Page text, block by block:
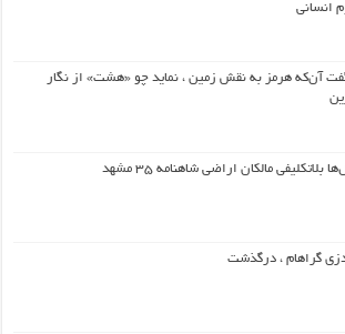
انسانی
آن‌که هرمز به نقش زمین ، نماید چو «هشت» از نگار
بلاتکلیفی مالکان اراضی شاهنامه ۳۵ مشهد
گراهام ، درگذشت